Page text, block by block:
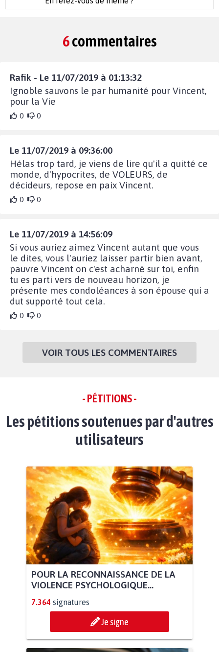
6commentaires
Rafik - Le 11/07/2019 à 01:13:32
Ignoble sauvons le par humanité pour Vincent,
pour la Vie
0 0
Le 11/07/2019 à 09:36:00
Hélas trop tard, je viens de lire qu'il a quitté ce
monde, d'hypocrites, de VOLEURS, de
décideurs, repose en paix Vincent.
0 0
Le 11/07/2019 à 14:56:09
Si vous auriez aimez Vincent autant que vous
le dites, vous l'auriez laisser partir bien avant,
pauvre Vincent on c'est acharné sur toi, enfin
tu es parti vers de nouveau horizon, je
présente mes condoléances à son épouse qui a
dut supporté tout cela.
0 0
VOIR TOUS LES COMMENTAIRES
- PÉTITIONS -
Les pétitions soutenues par d'autres
utilisateurs
POUR LA RECONNAISSANCE DE LA
VIOLENCE PSYCHOLOGIQUE...
7.364 signatures
Je signe